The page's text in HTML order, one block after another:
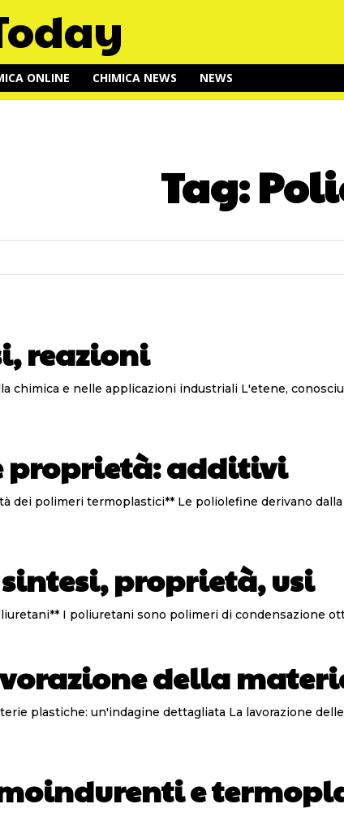
ONLINE CHIMICA NEWS NEWS
Tag:
reazioni
conosciuto anche come etilene, rappresenta il composto base degli alcheni, con la formula
proprietà: additivi
delle olefine, ovvero idrocarburi alifatici ciclici e aciclici con uno o
proprietà, usi
**Sintesi, proprietà e usi dei poliuretani** I poliuretani sono
della
delle materie plastiche coinvolge una serie di fasi fondamentali che trasformano la
e